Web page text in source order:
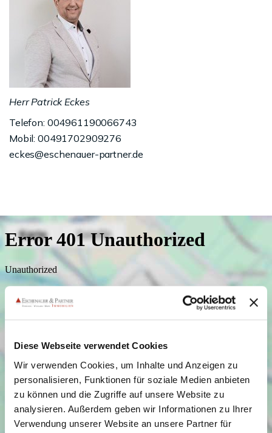
Diese Webseite verwendet Cookies
Wir verwenden Cookies, um Inhalte und Anzeigen zu
personalisieren, Funktionen für soziale Medien anbieten
zu können und die Zugriffe auf unsere Website zu
analysieren. Außerdem geben wir Informationen zu Ihrer
Verwendung unserer Website an unsere Partner für
Herr Patrick Eckes
Telefon: 004961190066743
Mobil: 00491702909276
eckes@eschenauer-partner.de